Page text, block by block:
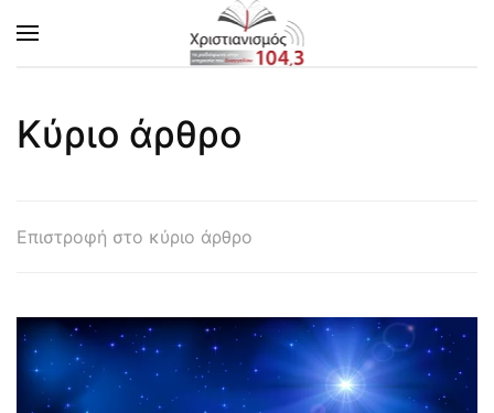
Skip to main content
Κύριο άρθρο
Επιστροφή στο κύριο άρθρο